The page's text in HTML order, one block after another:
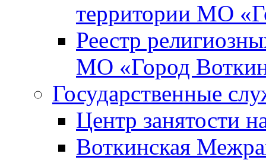
территории МО
Реестр
МО «Город
Государственные
Центр занятости
Воткинская